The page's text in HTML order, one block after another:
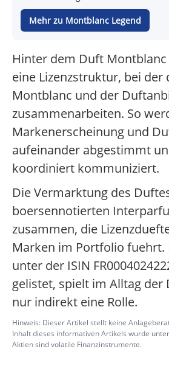
Mehr zu Montblanc Legend
Hinter dem Duft
eine Lizenzstruktur, bei der
Montblanc und der
zusammenarbeiten. So
Markenerscheinung und
aufeinander abgestimmt
koordiniert kommuniziert.
Die Vermarktung des
boersennotierten
zusammen, die
Marken im Portfolio fuehrt.
unter der ISIN
gelistet, spielt im Alltag der
nur indirekt eine Rolle.
Hinweis: Dieser Artikel stellt keine
Inhalt dieses informativen Artikels wurde
Aktien sind volatile Finanzinstrumente.